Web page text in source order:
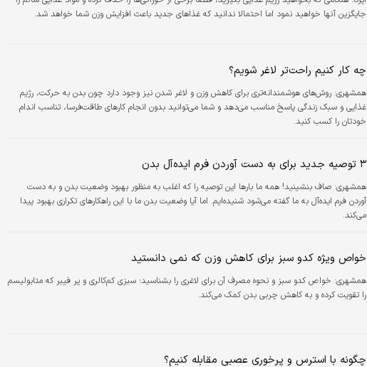
جایگزین آنها خواهید نمود اما احتمالا ندانید که غذاهای جدید باعث افزایش وزن شما خواهد شد.
چه کار کنیم راحت‌تر لاغر شویم؟
همشهری: روش‌های هوشمندانه‌تری برای کاهش وزن و لاغر شدن نیز وجود دارد چون بدن به حرکت، رژیم
غذایی و سبک زندگی پاسخ مناسب می‌دهد و شما می‌توانید بدون انجام کارهای طاقت‌فرسا، تناسب اندام
خودتان را کسب کنید.
۳ توصیه جدید برای به دست آوردن فرم ایده‌آل بدن
همشهری: صاف بنشینید! همه ما بارها این توصیه را که اغلب به منظور بهبود وضعیت بدن و به دست
آوردن فرم ایده‌آل به ما گفته می‌شود شنیده‌ایم. اما آیا وضعیت بدن ما با این راهکارهای تکراری بهبود پیدا
می‌کند.
خواص ویژه کدو سبز برای کاهش وزن که نمی دانستید
همشهری: خواص کدو سبز و نحوه مصرف آن برای لاغری را بشناسید؛ سبزی کم‌کالری و پر فیبر که متابولیسم
را تقویت کرده و به کاهش چربی بدن کمک می‌کند.
چگونه با استرس و پرخوری عصبی مقابله کنیم؟